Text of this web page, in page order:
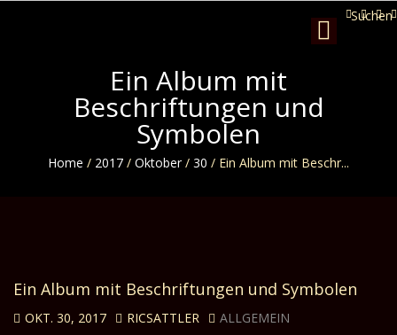
Suchen
Toggle
navigation
Ein Album mit
Beschriftungen und
Symbolen
Home / 2017 / Oktober / 30 / Ein Album mit Beschr...
Ein Album mit Beschriftungen und Symbolen
OKT. 30, 2017 RICSATTLER
ALLGEMEIN